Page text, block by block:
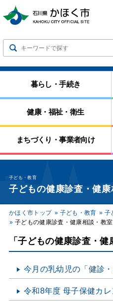
します
暮らし・手続き
健康・福祉・衛生
まちづくり・事業者向け
子ども・教育
子どもの健康診査・健
かほく市トップ 子ども・教育
子
子どもの健康診査・健康相談・教室
「子どもの健康診査・
今月の乳幼児の「健診
令和8年度 母子保健カレ